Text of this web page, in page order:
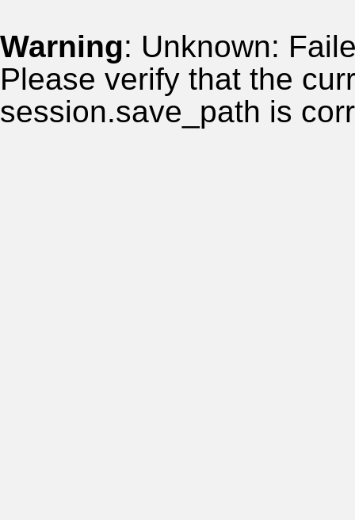
Warning: Unknown:
Please verify that the
session.save_path is